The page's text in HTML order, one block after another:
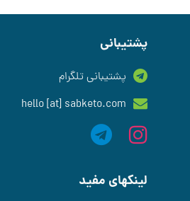
پشتیبانی
پشتیبانی تلگرام
hello [at] sabketo.com
لینکهای مفید